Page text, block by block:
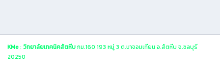
KMe: วิทยาลัยเทคนิคสัตหีบกม.160 193 หมู่ 3 ต.นาจอมเทียน อ.สัตหีบ จ.ชลบุรี
20250